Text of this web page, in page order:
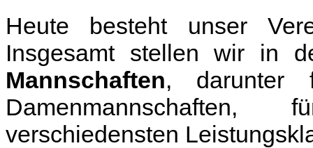
Heute besteht unser
Insgesamt stellen wir in
Mannschaften, darunter
Damenmannschaften,
verschiedensten